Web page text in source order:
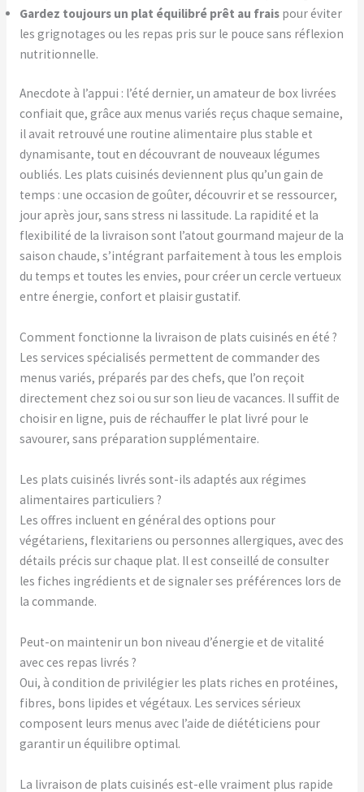
Gardez toujours un plat équilibré prêt au fraispour éviter
les grignotages ou les repas pris sur le pouce sans réflexion
nutritionnelle.
Anecdote à l’appui : l’été dernier, un amateur de box livrées
confiait que, grâce aux menus variés reçus chaque semaine,
il avait retrouvé une routine alimentaire plus stable et
dynamisante, tout en découvrant de nouveaux légumes
oubliés. Les plats cuisinés deviennent plus qu’un gain de
temps : une occasion de goûter, découvrir et se ressourcer,
jour après jour, sans stress ni lassitude. La rapidité et la
flexibilité de la livraison sont l’atout gourmand majeur de la
saison chaude, s’intégrant parfaitement à tous les emplois
du temps et toutes les envies, pour créer un cercle vertueux
entre énergie, confort et plaisir gustatif.
Comment fonctionne la livraison de plats cuisinés en été ?
Les services spécialisés permettent de commander des
menus variés, préparés par des chefs, que l’on reçoit
directement chez soi ou sur son lieu de vacances. Il suffit de
choisir en ligne, puis de réchauffer le plat livré pour le
savourer, sans préparation supplémentaire.
Les plats cuisinés livrés sont-ils adaptés aux régimes
alimentaires particuliers ?
Les offres incluent en général des options pour
végétariens, flexitariens ou personnes allergiques, avec des
détails précis sur chaque plat. Il est conseillé de consulter
les fiches ingrédients et de signaler ses préférences lors de
la commande.
Peut-on maintenir un bon niveau d’énergie et de vitalité
avec ces repas livrés ?
Oui, à condition de privilégier les plats riches en protéines,
fibres, bons lipides et végétaux. Les services sérieux
composent leurs menus avec l’aide de diététiciens pour
garantir un équilibre optimal.
La livraison de plats cuisinés est-elle vraiment plus rapide